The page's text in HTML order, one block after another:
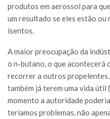
produtos em aerossol para
um resultado se eles estão
isentos.
A maior preocupação da
o n-butano, o que acontecerá
recorrer a outros
também já terem uma vida útil
momento a autoridade
teríamos problemas, não